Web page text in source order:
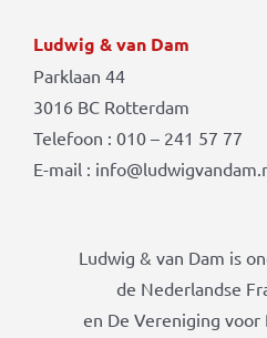
Ludwig & van Dam
Parklaan 44
3016 BC Rotterdam
Telefoon : 010 – 241 57 77
E-mail :
Ludwig & van Dam is
de Nederlandse
en De Vereniging